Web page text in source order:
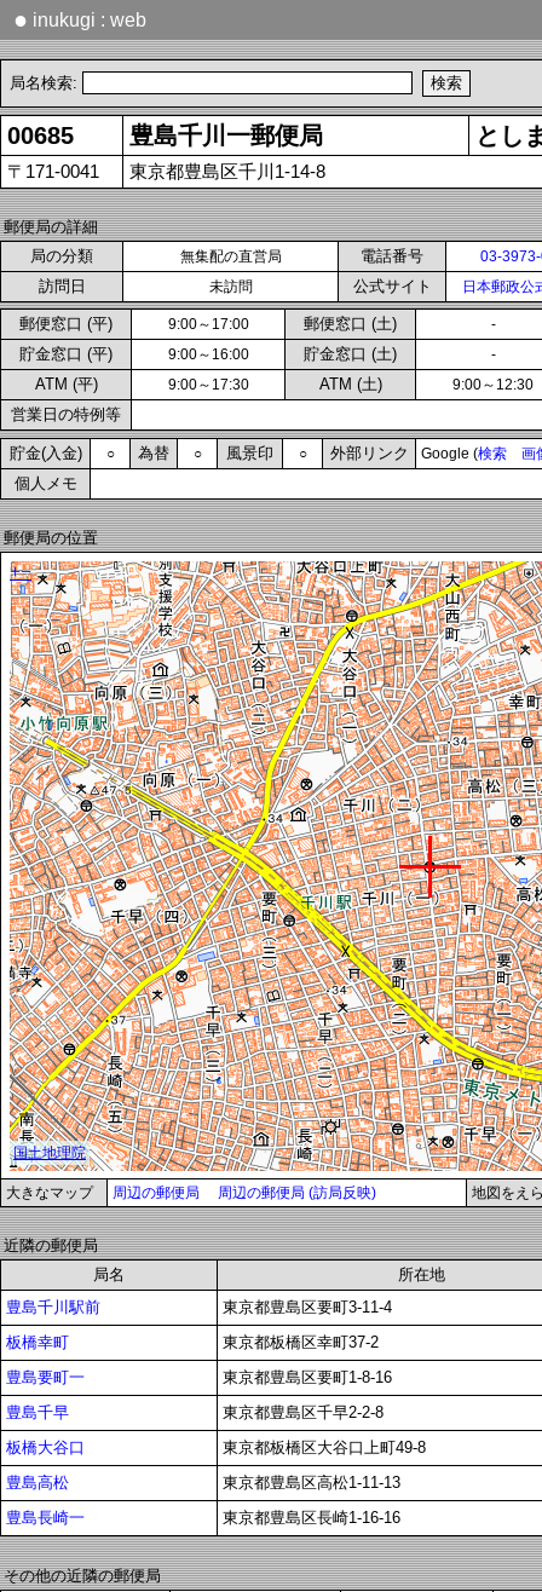
● inukugi : web
局名検索:
00685 豊島千川一郵便局 とし
〒171-0041 東京都豊島区千川1-14-8
郵便局の詳細
局の分類
無集配の直営局 電話番号 03-
訪問日 未訪問 公式サイト 日本郵政公
郵便窓口 (平) 9:00～17:00 郵便窓口 (土) -
貯金窓口 (平) 9:00～16:00 貯金窓口 (土) -
ATM (平) 9:00～17:30 ATM (土) 9:00～12:30
営業日の特例等
貯金(入金) ○ 為替 ○ 風景印 ○ 外部リンク Google (検索 画
個人メモ
郵便局の位置
大きなマップ 周辺の郵便局 周辺の郵便局 (訪局反映) 地図をえ
近隣の郵便局
局名
所在地
豊島千川駅前
東京都豊島区要町3-11-4
板橋幸町
東京都板橋区幸町37-2
豊島要町一
東京都豊島区要町1-8-16
豊島千早
東京都豊島区千早2-2-8
板橋大谷口
東京都板橋区大谷口上町49-8
豊島高松
東京都豊島区高松1-11-13
豊島長崎一
東京都豊島区長崎1-16-16
その他の近隣の郵便局